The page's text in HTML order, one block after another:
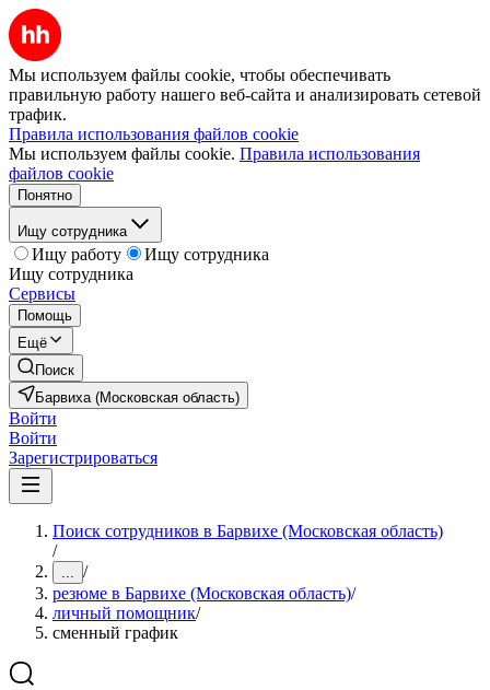
Мы используем файлы cookie, чтобы обеспечивать
правильную работу нашего веб-сайта и анализировать сетевой
трафик.
Правила использования файлов cookie
Мы используем файлы cookie. Правила использования
файлов cookie
Понятно
Ищу сотрудника
Ищу работу
Ищу сотрудника
Ищу сотрудника
Сервисы
Помощь
Ещё
Поиск
Барвиха (Московская область)
Войти
Войти
Зарегистрироваться
Поиск сотрудников в Барвихе (Московская область)
/
... /
резюме в Барвихе (Московская область)/
личный помощник/
сменный график